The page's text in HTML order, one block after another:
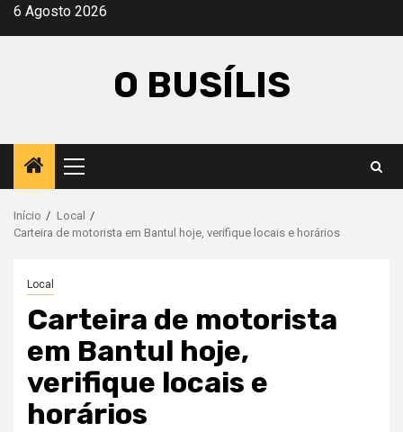
Avançar
6 Agosto 2026
O BUSÍLIS
Menu
principal
Início
Local
Carteira de motorista em Bantul hoje, verifique locais e horários
Local
Carteira de motorista
em Bantul hoje,
verifique locais e
horários